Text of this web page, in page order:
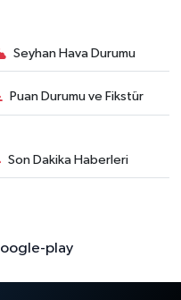
Seyhan Hava Durumu
Puan Durumu ve Fikstür
Son Dakika Haberleri